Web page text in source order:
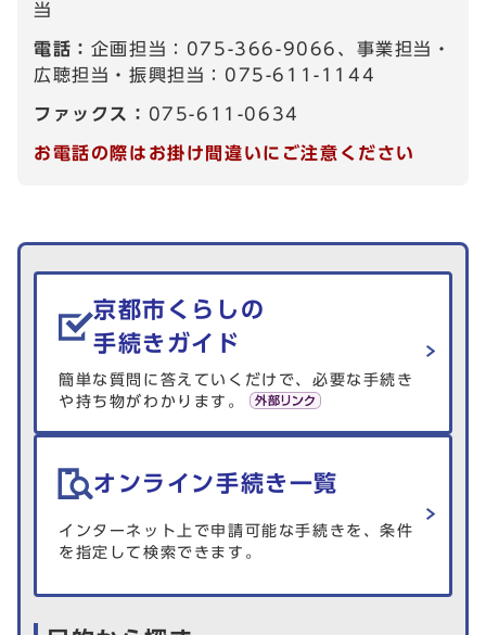
当
電話： 企画担当：075-366-9066、事業担当・
広聴担当・振興担当：075-611-1144
ファックス： 075-611-0634
お電話の際はお掛け間違いにご注意ください
生活情報を探す
京都市くらしの
手続きガイド
簡単な質問に答えていくだけで、必要な手続き
や持ち物がわかります。
オンライン手続き一覧
インターネット上で申請可能な手続きを、条件
を指定して検索できます。